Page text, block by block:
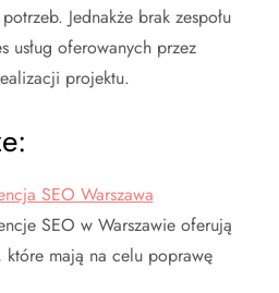
Jednakże brak zespołu
usług oferowanych przez
projektu.
SEO Warszawa
SEO w Warszawie oferują
które mają na celu poprawę